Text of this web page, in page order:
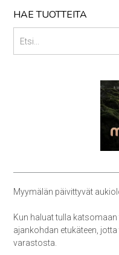
HAE TUOTTEITA
Myymälän päivittyvät
Kun haluat tulla
ajankohdan etukäteen,
varastosta.